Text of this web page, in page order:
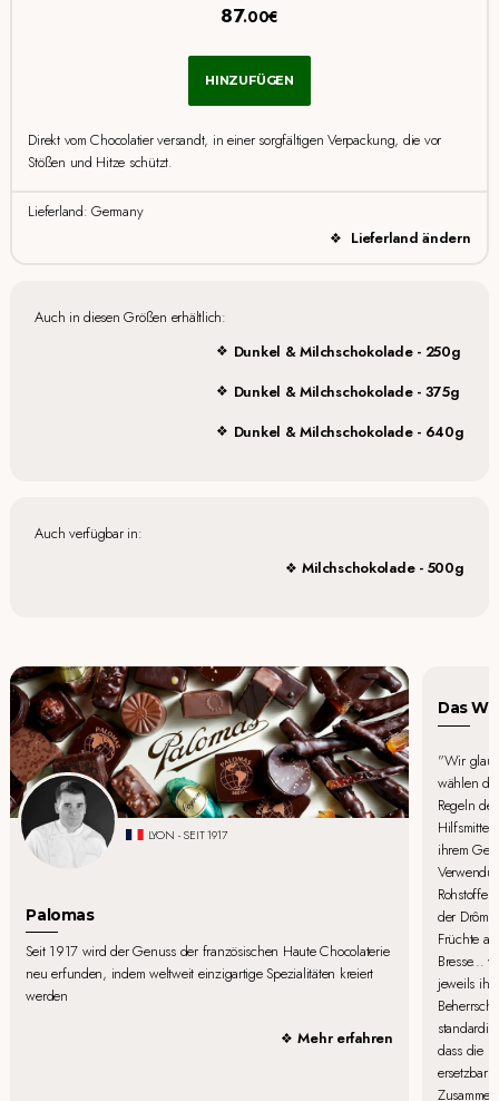
87.00€
HINZUFÜGEN
Direkt vom Chocolatier versandt, in einer sorgfältigen Verpackung, die vor
Stößen und Hitze schützt.
Lieferland: Germany
Lieferland ändern
Auch in diesen Größen erhältlich:
Dunkel & Milchschokolade - 250g
Dunkel & Milchschokolade - 375g
Dunkel & Milchschokolade - 640g
Auch verfügbar in:
Milchschokolade - 500g
LYON - SEIT 1917
Palomas
Seit 1917 wird der Genuss der französischen Haute Chocolaterie
neu erfunden, indem weltweit einzigartige Spezialitäten kreiert
werden
Mehr erfahren
Das
"Wir
wählen
Regeln
Hilfsmittel
ihrem
der
Früchte
Bresse...
jeweils
dass die
ersetzbar